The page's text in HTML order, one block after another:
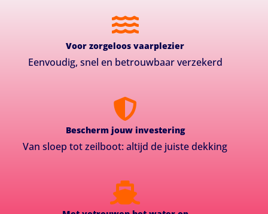
Voor zorgeloos vaarplezier
Eenvoudig, snel en betrouwbaar verzekerd
Bescherm jouw investering
Van sloep tot zeilboot: altijd de juiste dekking